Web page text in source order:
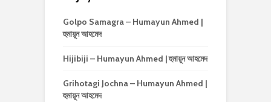
Golpo Samagra – Humayun Ahmed |
হুমায়ূন আহমেদ
Hijibiji – Humayun Ahmed | হুমায়ূন আহমেদ
Grihotagi Jochna – Humayun Ahmed |
হুমায়ূন আহমেদ